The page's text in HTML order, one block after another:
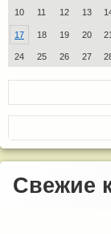
10 11 12 13
17 18 19 20 21
24 25 26 27
Свежие